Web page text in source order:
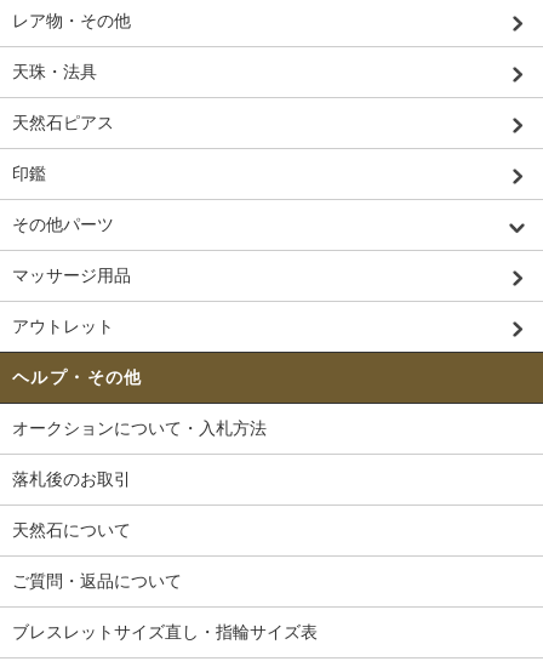
レア物・その他
天珠・法具
天然石ピアス
印鑑
その他パーツ
マッサージ用品
アウトレット
ヘルプ・その他
オークションについて・入札方法
落札後のお取引
天然石について
ご質問・返品について
ブレスレットサイズ直し・指輪サイズ表